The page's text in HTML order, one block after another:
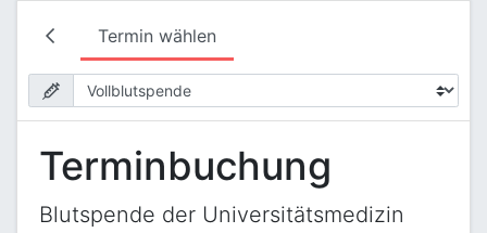
Termin wählen
Terminbuchung
Blutspende der Universitätsmedizin